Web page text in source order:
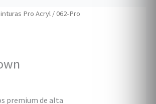
Pro Acryl / 062-Pro
premium de alta